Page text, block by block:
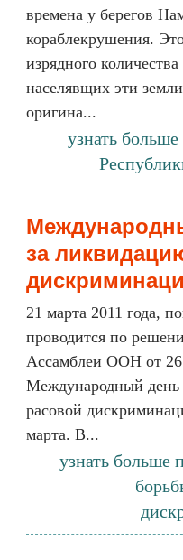
времена у берегов
кораблекрушения.
изрядного
населявщих эти
оригина...
узнать
за
21 марта 2011 года,
проводится по
Ассамблеи ООН от 26
Международный
расовой
марта. В...
узнать больше